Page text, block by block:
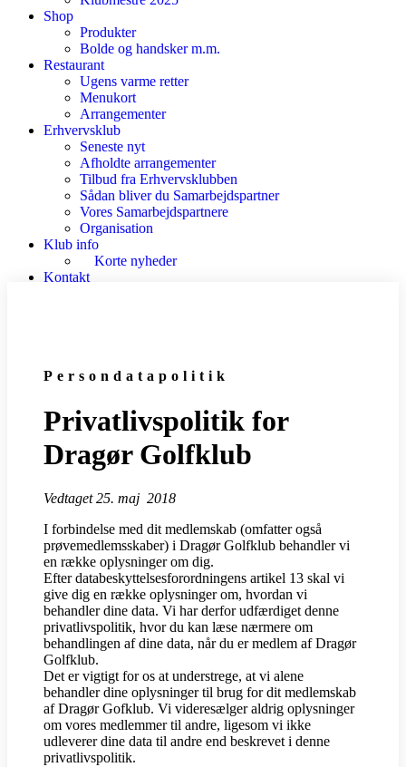
Shop
Produkter
Bolde og handsker m.m.
Restaurant
Ugens varme retter
Menukort
Arrangementer
Erhvervsklub
Seneste nyt
Afholdte arrangementer
Tilbud fra Erhvervsklubben
Sådan bliver du Samarbejdspartner
Vores Samarbejdspartnere
Organisation
Klub info
Korte nyheder
Kontakt
Persondatapolitik
Privatlivspolitik for
Dragør Golfklub
Vedtaget 25. maj 2018
I forbindelse med dit medlemskab (omfatter også
prøvemedlemsskaber) i Dragør Golfklub behandler vi
en række oplysninger om dig.
Efter databeskyttelsesforordningens artikel 13 skal vi
give dig en række oplysninger om, hvordan vi
behandler dine data. Vi har derfor udfærdiget denne
privatlivspolitik, hvor du kan læse nærmere om
behandlingen af dine data, når du er medlem af Dragør
Golfklub.
Det er vigtigt for os at understrege, at vi alene
behandler dine oplysninger til brug for dit medlemskab
af Dragør Gofklub. Vi videresælger aldrig oplysninger
om vores medlemmer til andre, ligesom vi ikke
udleverer dine data til andre end beskrevet i denne
privatlivspolitik.